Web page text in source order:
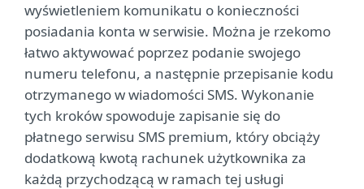
wyświetleniem komunikatu o konieczności
posiadania konta w serwisie. Można je rzekomo
łatwo aktywować poprzez podanie swojego
numeru telefonu, a następnie przepisanie kodu
otrzymanego w wiadomości SMS. Wykonanie
tych kroków spowoduje zapisanie się do
płatnego serwisu SMS premium, który obciąży
dodatkową kwotą rachunek użytkownika za
każdą przychodzącą w ramach tej usługi